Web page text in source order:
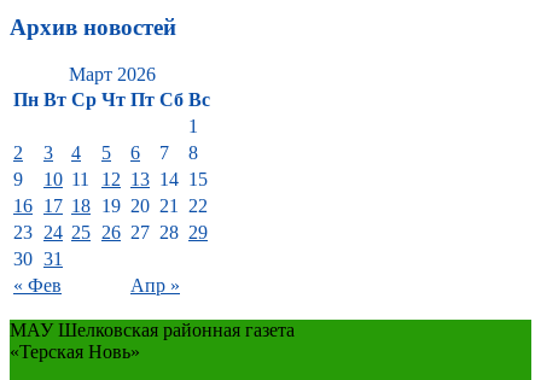
Архив новостей
Март 2026
Пн Вт Ср Чт Пт Сб Вс
« Фев Апр »
1
2
3 4 5 6 7
8
9
10 11 12 13 14 15
16 17 18 19 20 21
22
23 24 25 26 27 28 29
30 31
МАУ Шелковская районная газета
«Терская Новь»